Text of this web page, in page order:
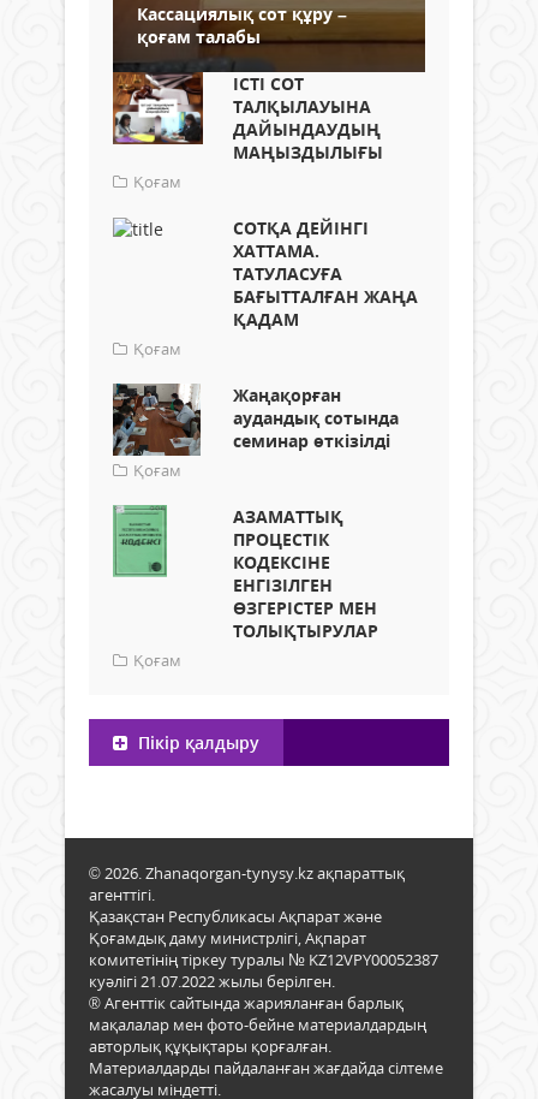
Кассациялық сот құру –
қоғам талабы
ІСТІ СОТ
ТАЛҚЫЛАУЫНА
ДАЙЫНДАУДЫҢ
МАҢЫЗДЫЛЫҒЫ
Қоғам
СОТҚА ДЕЙІНГІ
ХАТТАМА.
ТАТУЛАСУҒА
БАҒЫТТАЛҒАН ЖАҢА
ҚАДАМ
Қоғам
Жаңақорған
аудандық сотында
семинар өткізілді
Қоғам
АЗАМАТТЫҚ
ПРОЦЕСТІК
КОДЕКСІНЕ
ЕНГІЗІЛГЕН
ӨЗГЕРІСТЕР МЕН
ТОЛЫҚТЫРУЛАР
Қоғам
Пікір қалдыру
© 2026. Zhanaqorgan-tynysy.kz ақпараттық
агенттігі.
Қазақстан Республикасы Ақпарат және
Қоғамдық даму министрлігі, Ақпарат
комитетінің тіркеу туралы № KZ12VPY00052387
куәлігі 21.07.2022 жылы берілген.
® Агенттік сайтында жарияланған барлық
мақалалар мен фото-бейне материалдардың
авторлық құқықтары қорғалған.
Материалдарды пайдаланған жағдайда сілтеме
жасалуы міндетті.